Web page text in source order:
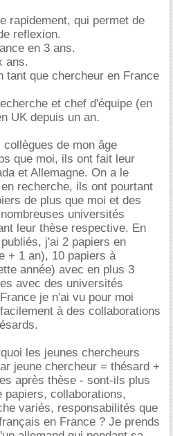
rapidement, qui permet de
reflexion.
en 3 ans.
ans.
tant que chercheur en France
et chef d'équipe (en
UK depuis un an.
de mon âge
que moi, ils ont fait leur
et Allemagne. On a le
recherche, ils ont pourtant
de plus que moi et des
universités
leur thèse respective. En
j'ai 2 papiers en
+ 1 an), 10 papiers à
année) avec en plus 3
avec des universités
je n'ai vu pour moi
à des collaborations
les jeunes chercheurs
jeune chercheur = thésard +
après thèse - sont-ils plus
papiers, collaborations,
variés, responsabilités que
en France ? Je prends